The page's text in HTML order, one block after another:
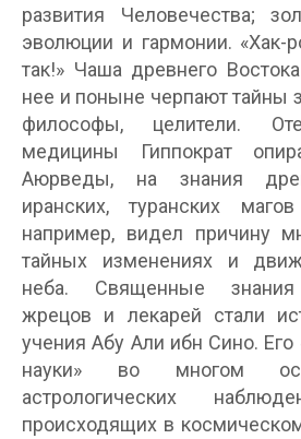
развития Человечества;
эволюции и гармонии. «Хак-
так!» Чаша древнего
нее и поныне черпают тайны
философы, целители.
медицины Гиппократ
Аюрведы, на знания
иранских, туранских
например, видел причину
тайных изменениях и
неба. Священные знания
жрецов и лекарей стали
учения Абу Али ибн Сино. Его
науки» во многом
астрологических
происходящих в